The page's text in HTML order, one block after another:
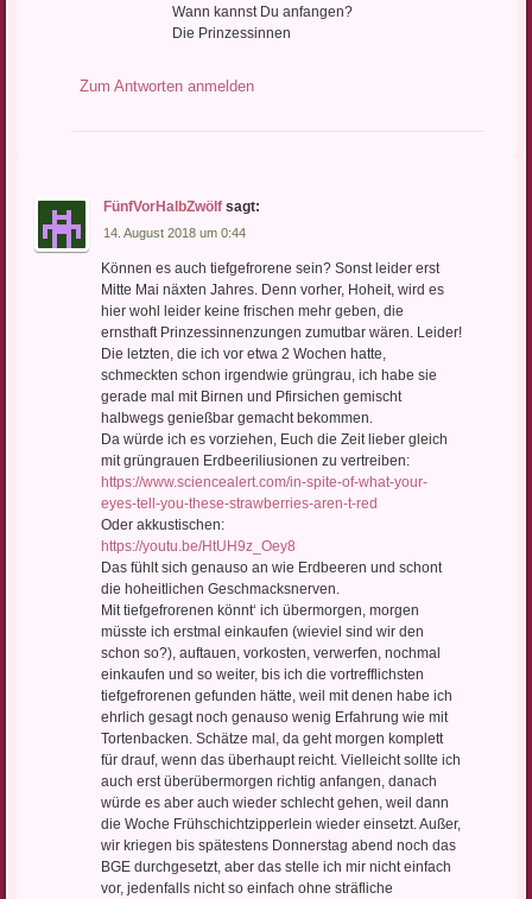
Wann kannst Du anfangen?
Die Prinzessinnen
Zum Antworten anmelden
FünfVorHalbZwölf sagt:
14. August 2018 um 0:44
Können es auch tiefgefrorene sein? Sonst leider erst
Mitte Mai näxten Jahres. Denn vorher, Hoheit, wird es
hier wohl leider keine frischen mehr geben, die
ernsthaft Prinzessinnenzungen zumutbar wären. Leider!
Die letzten, die ich vor etwa 2 Wochen hatte,
schmeckten schon irgendwie grüngrau, ich habe sie
gerade mal mit Birnen und Pfirsichen gemischt
halbwegs genießbar gemacht bekommen.
Da würde ich es vorziehen, Euch die Zeit lieber gleich
mit grüngrauen Erdbeeriliusionen zu vertreiben:
https://www.sciencealert.com/in-spite-of-what-your-
eyes-tell-you-these-strawberries-aren-t-red
Oder akkustischen:
https://youtu.be/HtUH9z_Oey8
Das fühlt sich genauso an wie Erdbeeren und schont
die hoheitlichen Geschmacksnerven.
Mit tiefgefrorenen könnt‘ ich übermorgen, morgen
müsste ich erstmal einkaufen (wieviel sind wir den
schon so?), auftauen, vorkosten, verwerfen, nochmal
einkaufen und so weiter, bis ich die vortrefflichsten
tiefgefrorenen gefunden hätte, weil mit denen habe ich
ehrlich gesagt noch genauso wenig Erfahrung wie mit
Tortenbacken. Schätze mal, da geht morgen komplett
für drauf, wenn das überhaupt reicht. Vielleicht sollte ich
auch erst überübermorgen richtig anfangen, danach
würde es aber auch wieder schlecht gehen, weil dann
die Woche Frühschichtzipperlein wieder einsetzt. Außer,
wir kriegen bis spätestens Donnerstag abend noch das
BGE durchgesetzt, aber das stelle ich mir nicht einfach
vor, jedenfalls nicht so einfach ohne sträfliche